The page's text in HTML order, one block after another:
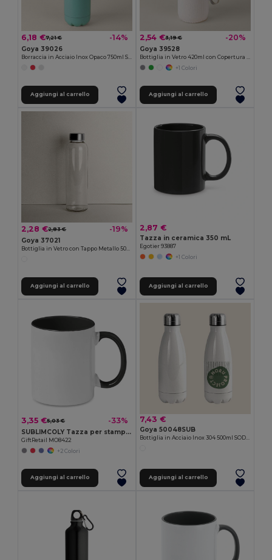
6,18 €7,21 € -14%
Goya 39026
Aggiungi al carrello
2,54 €3,19 € -20%
Goya 39528
+1 Colori
Aggiungi al carrello
2,28 €2,83 € -19%
Goya 37021
Aggiungi al carrello
2,87 €
Tazza in ceramica 350 mL
Egotier 93887
+1 Colori
Aggiungi al carrello
3,35 €5,03 € -33%
SUBLIMCOLY Tazza per stampa in sublimazio
GiftRetail MO8422
+2 Colori
Aggiungi al carrello
7,43 €
Goya 50048SUB
Aggiungi al carrello